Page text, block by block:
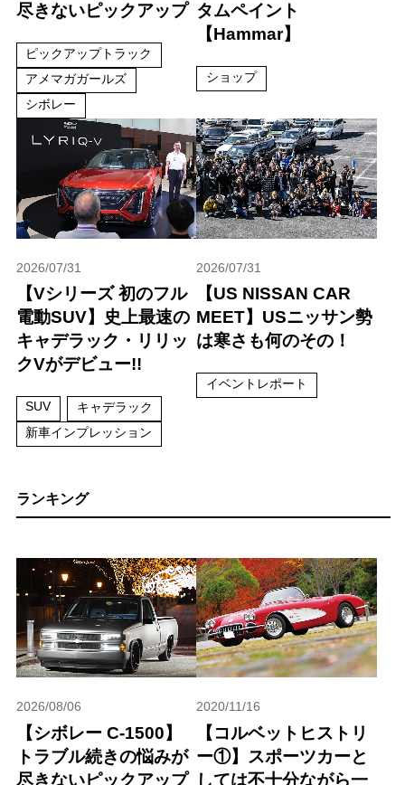
尽きないピックアップ
ピックアップトラック
アメマガガールズ
シボレー
タムペイント
【Hammar】
ショップ
2026/07/31
【Vシリーズ 初のフル
電動SUV】史上最速の
キャデラック・リリッ
クVがデビュー!!
SUV
キャデラック
新車インプレッション
2026/07/31
【US NISSAN CAR
MEET】USニッサン勢
は寒さも何のその！
イベントレポート
ランキング
2026/08/06
【シボレー C-1500】
トラブル続きの悩みが
尽きないピックアップ
2020/11/16
【コルベットヒストリ
ー①】スポーツカーと
しては不十分ながら一